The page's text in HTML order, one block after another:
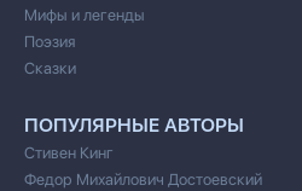
Мифы и легенды
Поэзия
Сказки
ПОПУЛЯРНЫЕ АВТОРЫ
Стивен Кинг
Федор Михайлович Достоевский